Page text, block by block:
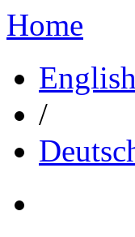
Home
English
/